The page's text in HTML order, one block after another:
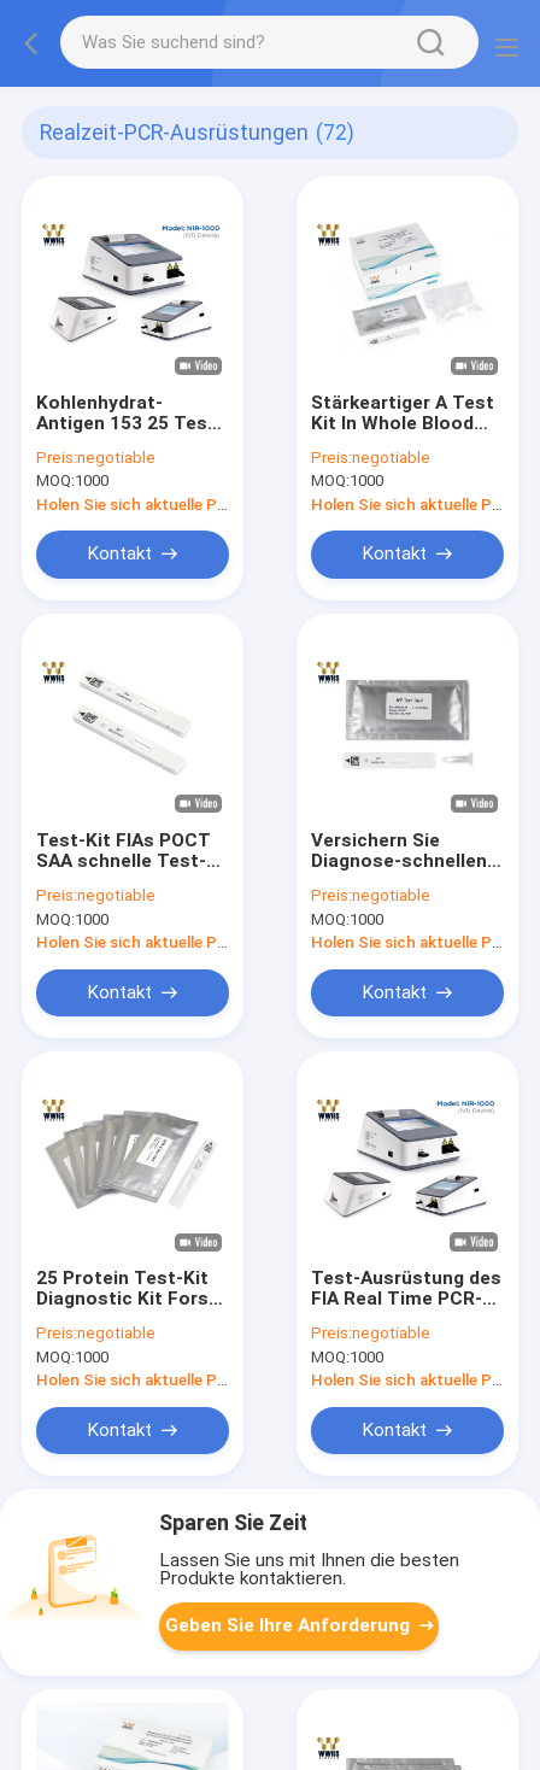
Realzeit-PCR-Ausrüstungen (72)
Kohlenhydrat-
Antigen 153 25 Test-
Quantitative Test
Kit-Blut-Diagnose
Preis:negotiable
MOQ:1000
Kontakt
Stärkeartiger A Test
Kit In Whole Blood
SAA-Serum-und
Serum
Preis:negotiable
MOQ:1000
Kontakt
Test-Kit FIAs POCT
SAA schnelle Test-
menschliche
Diagnosenivd
Preis:negotiable
MOQ:1000
Kontakt
Versichern Sie
Diagnose-schnellen
FIA Alpha-
Fetoproteins (AFP)
Preis:negotiable
MOQ:1000
Kontakt
25 Protein Test-Kit
Diagnostic Kit Fors
(Immunochromatographic-
Probe)
Preis:negotiable
MOQ:1000
Holen Sie sich aktuelle Preis
Kontakt
Test-Ausrüstung des
FIA Real Time PCR-
Schilddrüsen-
Stimulierungshormon-
TSH
Preis:negotiable
MOQ:1000
Holen Sie sich aktuelle Preis
Kontakt
Sparen Sie Zeit
Lassen Sie uns mit Ihnen die besten
Produkte kontaktieren.
Geben Sie Ihre Anforderung